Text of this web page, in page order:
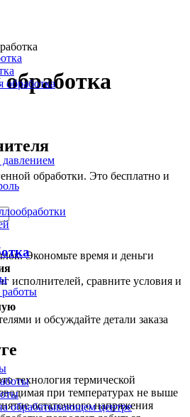
обработка
давлением
работы
обрабатывающем центре
обработки. Это бесплатно и
Экономьте время и деньги
исполнителей, сравните условия и
и обсуждайте детали заказа
технология термической
при температурах не выше
остаточного напряжения